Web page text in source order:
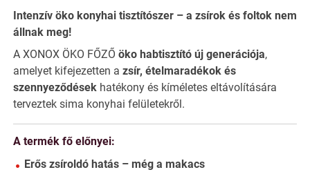
Intenzív öko konyhai tisztítószer – a zsírok és foltok nem
állnak meg!
A XONOX ÖKO FŐZŐ öko habtisztító új generációja,
amelyet kifejezetten a zsír, ételmaradékok és
szennyeződések hatékony és kíméletes eltávolítására
terveztek sima konyhai felületekről.
A termék fő előnyei:
Erős zsíroldó hatás – még a makacs